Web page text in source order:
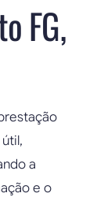
FG,
a
e o